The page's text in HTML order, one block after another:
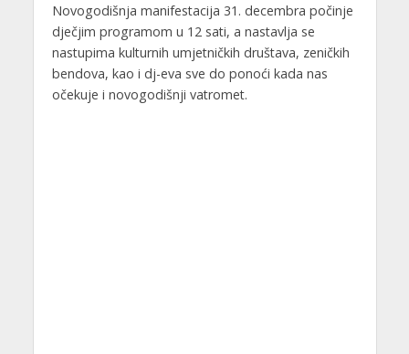
Novogodišnja manifestacija 31. decembra počinje
dječjim programom u 12 sati, a nastavlja se
nastupima kulturnih umjetničkih društava, zeničkih
bendova, kao i dj-eva sve do ponoći kada nas
očekuje i novogodišnji vatromet.